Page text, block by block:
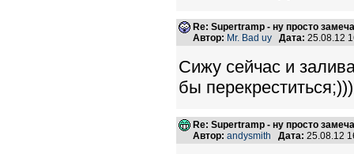
Re: Supertramp - ну просто
Автор: Mr. Bad uy Дата: 25.08.12
Сижу сейчас и
бы перекреститься;)))
Re: Supertramp - ну просто
Автор: andysmith Дата: 25.08.12